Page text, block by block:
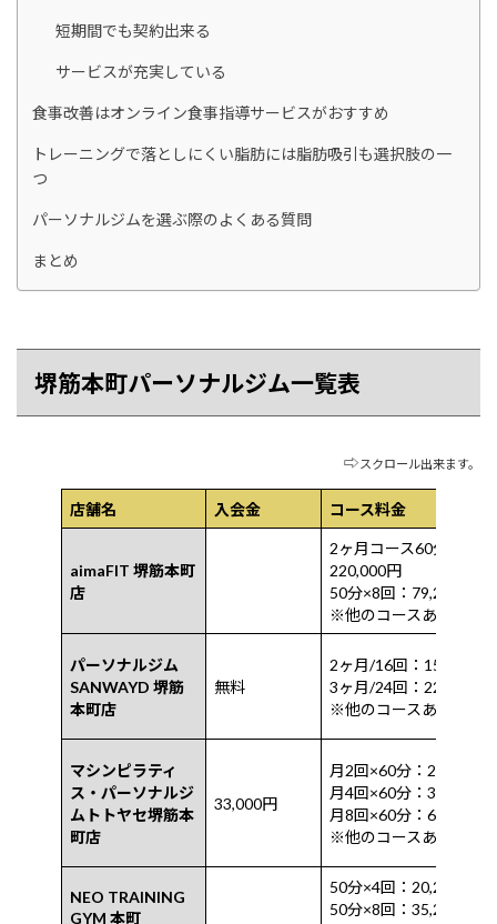
短期間でも契約出来る
サービスが充実している
食事改善はオンライン食事指導サービスがおすすめ
トレーニングで落としにくい脂肪には脂肪吸引も選択肢の一
つ
パーソナルジムを選ぶ際のよくある質問
まとめ
堺筋本町パーソナルジム一覧表
⇨ スクロール出来ます。
店舗名 入会金 コース料金
aimaFIT 堺筋本町
店
2ヶ月コース60分×16回
220,000円
50分×8回：79,200円
※他のコースあり
パーソナルジム
SANWAYD 堺筋
本町店
無料
2ヶ月/16回：158,400円
3ヶ月/24回：228,000円
※他のコースあり
マシンピラティ
ス・パーソナルジ
ムトトヤセ堺筋本
町店
33,000円
月2回×60分：22,000円
月4回×60分：39,800円
月8回×60分：69,800円
※他のコースあり
NEO TRAINING
GYM 本町
50分×4回：20,240円
50分×8回：35,200円